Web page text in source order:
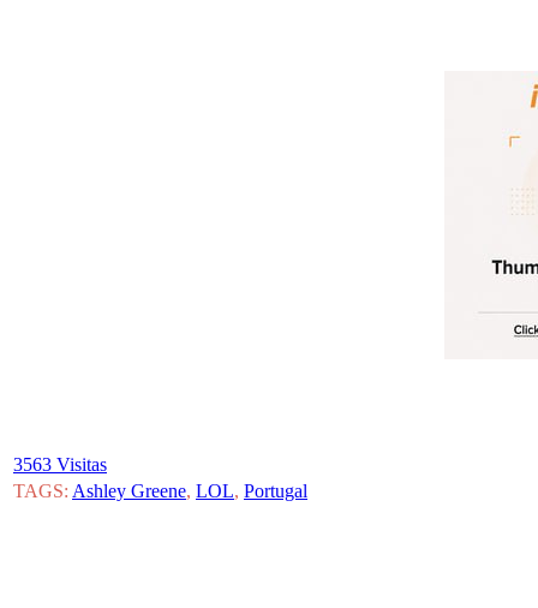
3563 Visitas
TAGS: Ashley Greene, LOL, Portugal